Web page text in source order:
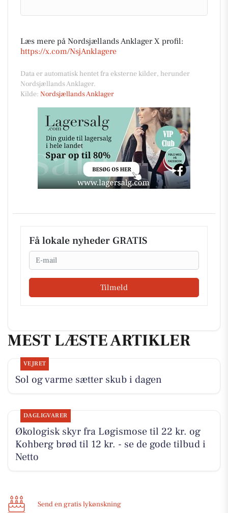
Læs mere på Nordsjællands Anklager X profil:
https://x.com/NsjAnklagere
Data er automatisk hentet fra eksterne kilder, herunder
Nordsjællands Anklager.
Kilde: Nordsjællands Anklager
Få lokale nyheder GRATIS
Email
Tilmeld
MEST LÆSTE ARTIKLER
VEJRET
Sol og varme sætter skub i dagen
DAGLIGVARER
Økologisk skyr fra Løgismose til 22 kr. og
Kohberg brød til 12 kr. - se de gode tilbud i
Netto
Send en gratis lykønskning